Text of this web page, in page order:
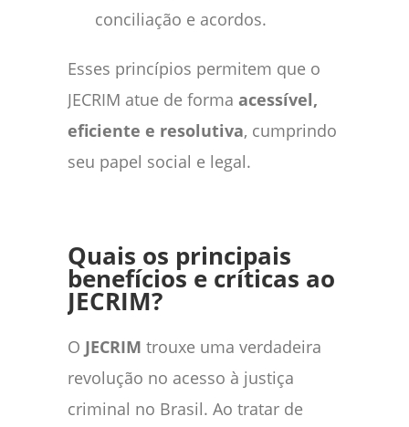
conciliação e acordos.
Esses princípios permitem que o
JECRIM atue de forma acessível,
eficiente e resolutiva, cumprindo
seu papel social e legal.
Quais os principais
benefícios e críticas ao
JECRIM?
O JECRIM trouxe uma verdadeira
revolução no acesso à justiça
criminal no Brasil. Ao tratar de